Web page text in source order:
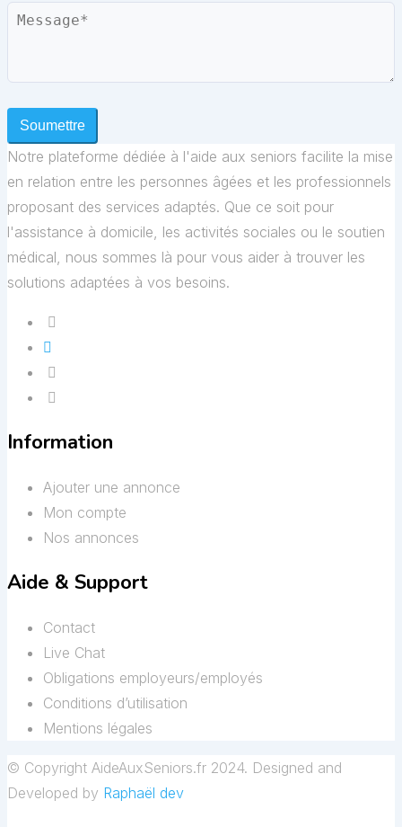
Message
Soumettre
Notre plateforme dédiée à l'aide aux seniors facilite la mise
en relation entre les personnes âgées et les professionnels
proposant des services adaptés. Que ce soit pour
l'assistance à domicile, les activités sociales ou le soutien
médical, nous sommes là pour vous aider à trouver les
solutions adaptées à vos besoins.
Information
Ajouter une annonce
Mon compte
Nos annonces
Aide & Support
Contact
Live Chat
Obligations employeurs/employés
Conditions d’utilisation
Mentions légales
© Copyright AideAuxSeniors.fr 2024. Designed and
Developed by Raphaël dev